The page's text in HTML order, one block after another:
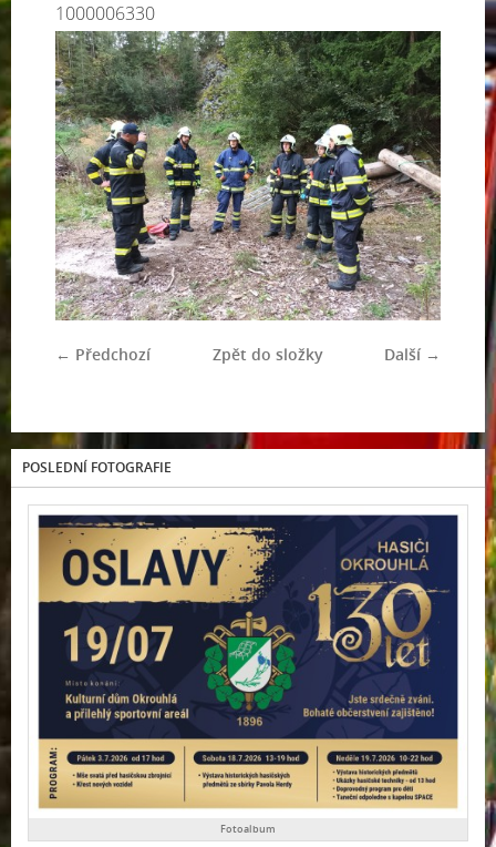
1000006330
← Předchozí Další →
Zpět do složky
POSLEDNÍ FOTOGRAFIE
Fotoalbum